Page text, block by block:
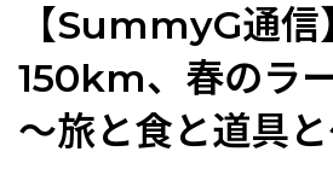
【SummyG通信
150km、春のラ
〜旅と食と道具